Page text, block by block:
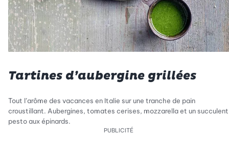
Tartines d’aubergine grillées
Tout l’arôme des vacances en Italie sur une tranche de pain
croustillant. Aubergines, tomates cerises, mozzarella et un succulent
pesto aux épinards.
PUBLICITÉ